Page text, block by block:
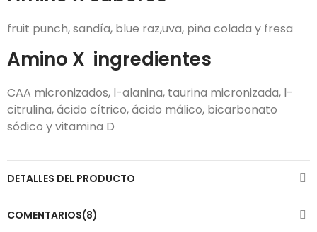
fruit punch, sandía, blue raz,uva, piña colada y fresa
Amino X ingredientes
CAA micronizados, l-alanina, taurina micronizada, l-
citrulina, ácido cítrico, ácido málico, bicarbonato
sódico y vitamina D
DETALLES DEL PRODUCTO
COMENTARIOS(8)